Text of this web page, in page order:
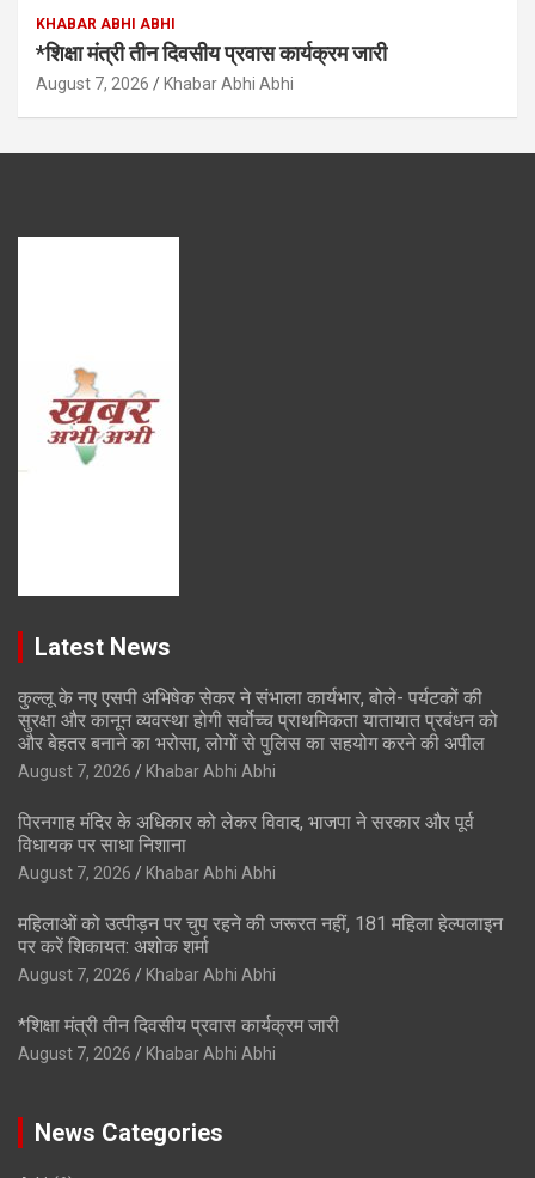
KHABAR ABHI ABHI
*शिक्षा मंत्री तीन दिवसीय प्रवास कार्यक्रम जारी
August 7, 2026 Khabar Abhi Abhi
Latest News
कुल्लू के नए एसपी अभिषेक सेकर ने संभाला कार्यभार, बोले- पर्यटकों की
सुरक्षा और कानून व्यवस्था होगी सर्वोच्च प्राथमिकता यातायात प्रबंधन को
और बेहतर बनाने का भरोसा, लोगों से पुलिस का सहयोग करने की अपील
August 7, 2026 Khabar Abhi Abhi
पिरनगाह मंदिर के अधिकार को लेकर विवाद, भाजपा ने सरकार और पूर्व
विधायक पर साधा निशाना
August 7, 2026 Khabar Abhi Abhi
महिलाओं को उत्पीड़न पर चुप रहने की जरूरत नहीं, 181 महिला हेल्पलाइन
पर करें शिकायत: अशोक शर्मा
August 7, 2026 Khabar Abhi Abhi
*शिक्षा मंत्री तीन दिवसीय प्रवास कार्यक्रम जारी
August 7, 2026 Khabar Abhi Abhi
News Categories